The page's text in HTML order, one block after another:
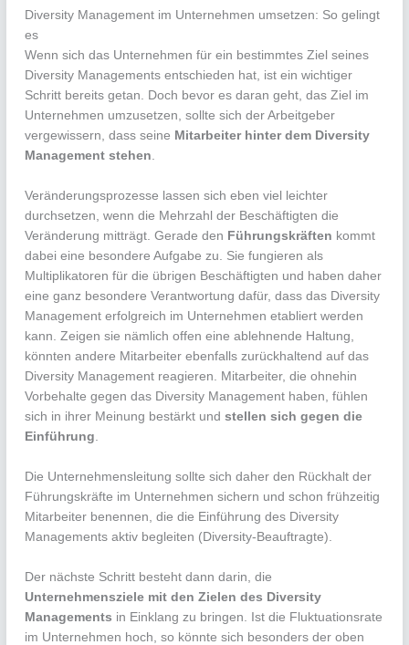
Diversity Management im Unternehmen umsetzen: So gelingt
es
Wenn sich das Unternehmen für ein bestimmtes Ziel seines
Diversity Managements entschieden hat, ist ein wichtiger
Schritt bereits getan. Doch bevor es daran geht, das Ziel im
Unternehmen umzusetzen, sollte sich der Arbeitgeber
vergewissern, dass seine Mitarbeiter hinter dem Diversity
Management stehen.
Veränderungsprozesse lassen sich eben viel leichter
durchsetzen, wenn die Mehrzahl der Beschäftigten die
Veränderung mitträgt. Gerade den Führungskräften kommt
dabei eine besondere Aufgabe zu. Sie fungieren als
Multiplikatoren für die übrigen Beschäftigten und haben daher
eine ganz besondere Verantwortung dafür, dass das Diversity
Management erfolgreich im Unternehmen etabliert werden
kann. Zeigen sie nämlich offen eine ablehnende Haltung,
könnten andere Mitarbeiter ebenfalls zurückhaltend auf das
Diversity Management reagieren. Mitarbeiter, die ohnehin
Vorbehalte gegen das Diversity Management haben, fühlen
sich in ihrer Meinung bestärkt undstellen sich gegen die
Einführung
Die Unternehmensleitung sollte sich daher den Rückhalt der
Führungskräfte im Unternehmen sichern und schon frühzeitig
Mitarbeiter benennen, die die Einführung des Diversity
Managements aktiv begleiten (Diversity-Beauftragte).
Der nächste Schritt besteht dann darin, die
Unternehmensziele mit den Zielen des Diversity
Managements in Einklang zu bringen. Ist die Fluktuationsrate
im Unternehmen hoch, so könnte sich besonders der oben